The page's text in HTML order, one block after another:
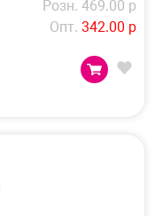
Розн. 469.00 р
Опт. 342.00 р